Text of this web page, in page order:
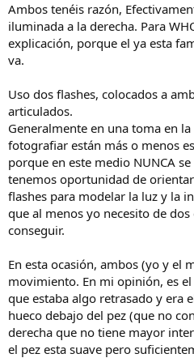
Ambos tenéis razón,
iluminada a la derecha. Para
explicación, porque el ya esta
va.
Uso dos flashes, colocados a
articulados.
Generalmente en una toma en
fotografiar están más o menos
porque en este medio NUNCA
tenemos oportunidad de
flashes para modelar la luz y la
que al menos yo necesito de
conseguir.
En esta ocasión, ambos (yo y el
movimiento. En mi opinión, es
que estaba algo retrasado y era
hueco debajo del pez (que no
derecha que no tiene mayor
el pez esta suave pero